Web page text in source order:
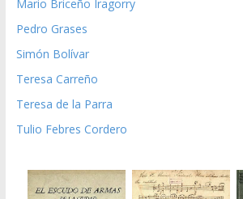
Mario Briceño Iragorry
Pedro Grases
Simón Bolívar
Teresa Carreño
Teresa de la Parra
Tulio Febres Cordero